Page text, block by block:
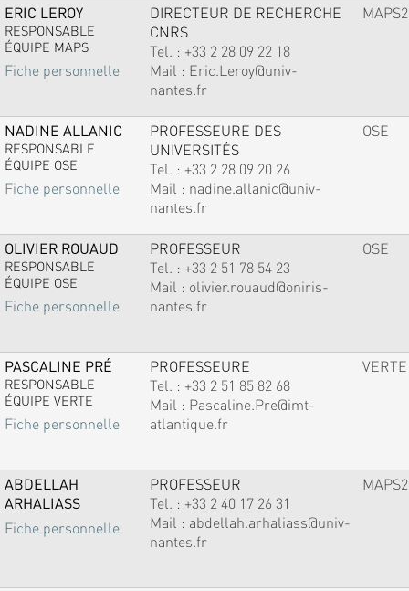
ERIC LEROY
RESPONSABLE
ÉQUIPE MAPS
Fiche personnelle
DIRECTEUR DE RECHERCHE
CNRS
Tel. : +33 2 28 09 22 18
Mail : Eric.Leroy@univ-
nantes.fr
MAPS2
NADINE ALLANIC
RESPONSABLE
ÉQUIPE OSE
Fiche personnelle
PROFESSEURE DES
UNIVERSITÉS
Tel. : +33 2 28 09 20 26
Mail : nadine.allanic@univ-
nantes.fr
OSE
OLIVIER ROUAUD
RESPONSABLE
ÉQUIPE OSE
Fiche personnelle
PROFESSEUR
Tel. : +33 2 51 78 54 23
Mail : olivier.rouaud@oniris-
nantes.fr
OSE
PASCALINE PRÉ
RESPONSABLE
ÉQUIPE VERTE
Fiche personnelle
PROFESSEURE
Tel. : +33 2 51 85 82 68
Mail : Pascaline.Pre@imt-
atlantique.fr
VERTE
ABDELLAH
ARHALIASS
Fiche personnelle
PROFESSEUR
Tel. : +33 2 40 17 26 31
Mail : abdellah.arhaliass@univ-
nantes.fr
MAPS2